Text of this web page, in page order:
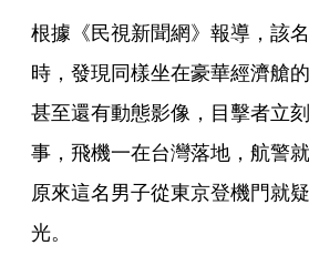
根據《民視新聞網》報導，該
時，發現同樣坐在豪華經濟艙
甚至還有動態影像，目擊者立
事，飛機一在台灣落地，航警
原來這名男子從東京登機門就
光。